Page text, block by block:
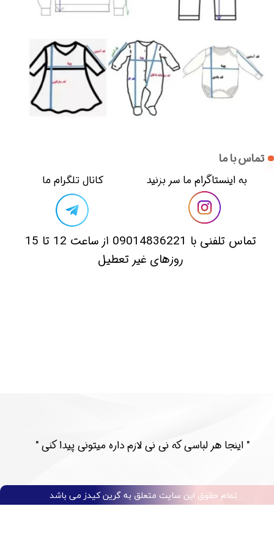
تماس با ما
​​به اینستاگرام ما سر بزنید​​​​​​​
​تماس تلفنی با 09014836221 از ساعت 12 تا 15
روزهای غیر تعطیل
​کانال تلگرام ما
تمام حقوق این سایت متعلق به گرین کیدز می باشد​​​​​​​
​​" اینجا هر لباسی که نی نی لازم داره میتونی پیدا کنی "​​​​​​​​​​​​​​